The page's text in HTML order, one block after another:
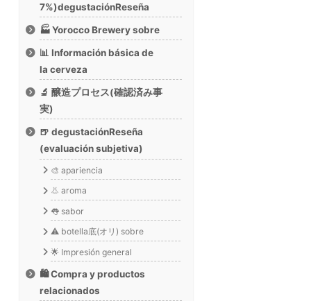
7%)degustaciónReseña
🏭 Yorocco Brewery sobre
📊 Información básica de
la cerveza
🔬 醸造プロセス(確認済み事
実)
🍺 degustaciónReseña
(evaluación subjetiva)
🎨 apariencia
👃 aroma
👅 sabor
⚠️ botella底(オリ) sobre
🌟 Impresión general
🛍️ Compra y productos
relacionados